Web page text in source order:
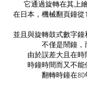
它通過旋轉在其上
在日本，機械翻頁鐘從
並且與旋轉鼓式數字鐘
不僅是鬧鐘，
由於誤差大且在
時鐘時間而又不能
翻轉時鐘在80